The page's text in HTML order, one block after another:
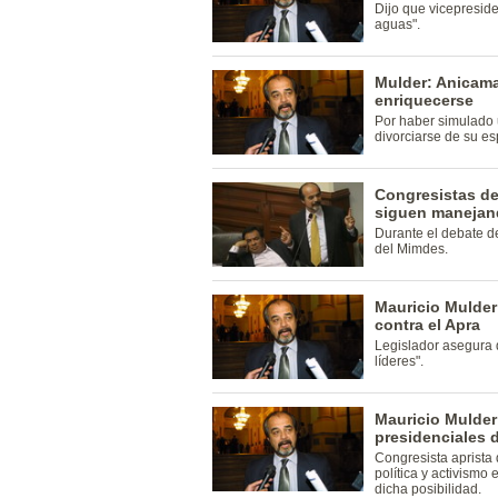
Dijo que
aguas".
Mulder:
enriquecerse
Por haber
divorciarse de su
Congresistas
siguen
Durante el debate
del Mimdes.
Mauricio
contra el Apra
Legislador asegura
líderes".
Mauricio
presidenciales
Congresista aprista
política y activismo
dicha posibilidad.